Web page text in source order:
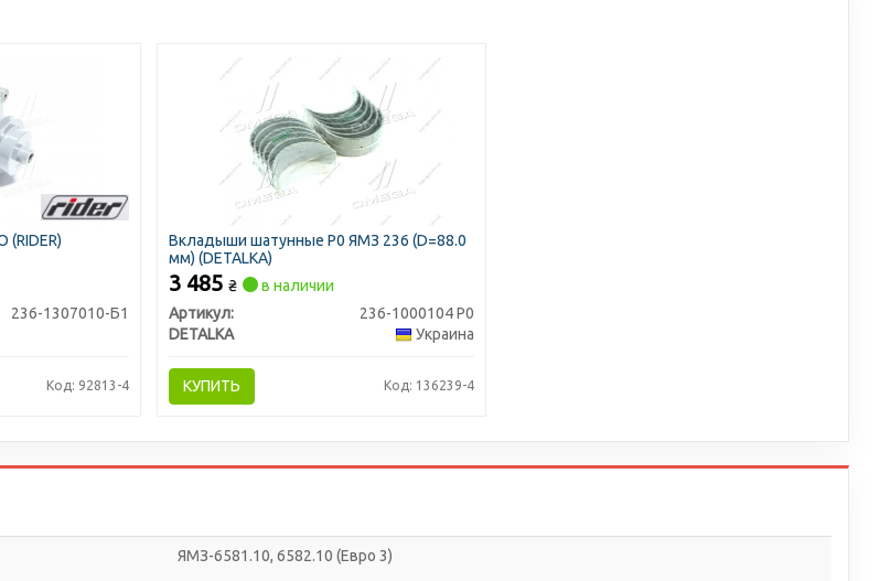
236-1307010-Б1
Код: 92813-4
Вкладыши шатунные Р0 ЯМЗ 236 (D=88.0
мм) (DETALKA)
3 485 ₴
в наличии
Артикул:
236-1000104 Р0
DETALKA
Украина
КУПИТЬ Код: 136239-4
ЯМЗ-6581.10, 6582.10 (Евро 3)